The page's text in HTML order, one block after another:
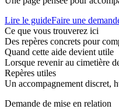
Lire le guideFaire une
Ce que vous trouverez ici
Des repères concrets pour
Quand cette aide devient utile
Lorsque revenir au cimetière
Repères utiles
Un accompagnement discret,
Demande de mise en relation